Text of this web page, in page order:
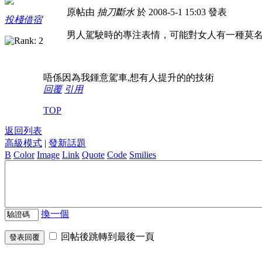
投棧借宿
原帖由 抽刀斷水於 2008-5-1 15:03 發表
男人駕駛時的專注表情，可能對女人有一種莫名
唔係因為我鍾意駕車,想有人提升的的技術
回覆 引用
TOP
返回列表
高級模式 | 發新話題
B Color Image Link Quote Code Smilies
換一個
發表回覆 回帖後跳轉到最後一頁